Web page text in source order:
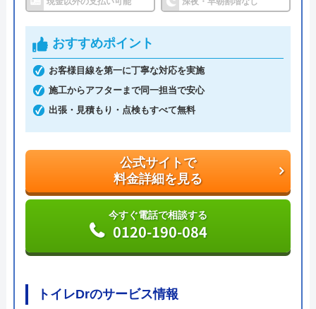
んので、悪徳業者によくある高額請求の被害に遭う
ことはないでしょう。また、何かあったときに使え
るクーリングオフを採用しているところも安心で
す。見積もり・キャンセル料は無料ですし、相見積
もりをする際にも利用したい業者です。
今すぐ電話で相談する
0120-002-513
水110番の基本情報
運営会社 シェアリングテクノロジー株式会社
おすすめポイント
お客様目線を第一に丁寧な対応を実施
施工からアフターまで同一担当で安心
出張・見積もり・点検もすべて無料
公式サイトで
料金詳細を見る
今すぐ電話で相談する
0120-190-084
トイレDrのサービス情報